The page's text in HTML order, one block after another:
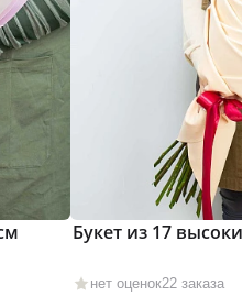
нет оценок22 заказа
Букет из 17